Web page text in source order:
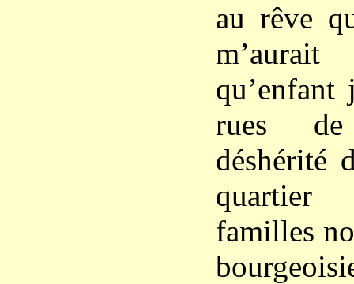
au rêve
qu’enfant
rues
déshérité
quartier
familles